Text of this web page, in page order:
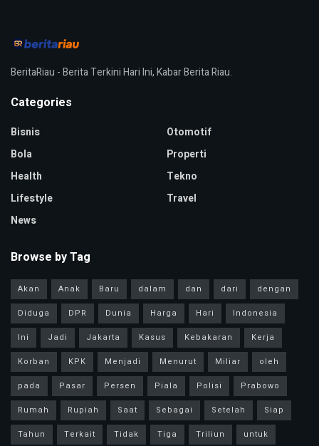
BeritaRiau - Berita Terkini Hari Ini, Kabar Berita Riau.
Categories
Bisnis
Bola
Health
Lifestyle
News
Otomotif
Properti
Tekno
Travel
Browse by Tag
Akan Anak Baru dalam dan dari
dengan
Diduga
DPR Dunia Harga Hari
Indonesia
Ini
Jadi Jakarta Kasus Kebakaran
Kerja
Korban
KPK Menjadi Menurut Miliar
oleh
pada
Pasar Persen Piala Polisi
Prabowo
Rumah
Rupiah Saat Sebagai Setelah
Siap
Tahun
Terkait Tidak Tiga Triliun untuk